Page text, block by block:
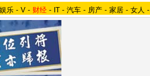
娱乐 - V - 财经 - IT - 汽车 - 房产 - 家居 - 女人 -